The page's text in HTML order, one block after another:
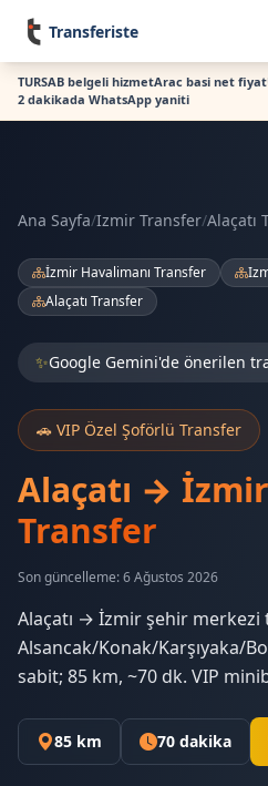
Transferiste
TURSAB belgeli hizmetArac basi net fiyat
2 dakikada WhatsApp yaniti
Ana Sayfa/Izmir Transfer/Alaçatı
İzmir Havalimanı Transfer
Alaçatı Transfer
✨Google Gemini'de önerilen
🚗 VIP Özel Şoförlü Transfer
Alaçatı →
Transfer
Son güncelleme: 6 Ağustos 2026
Alaçatı → İzmir şehir merkezi
Alsancak/Konak/Karşıyaka/
sabit; 85 km, ~70 dk. VIP
85 km 70 dakika